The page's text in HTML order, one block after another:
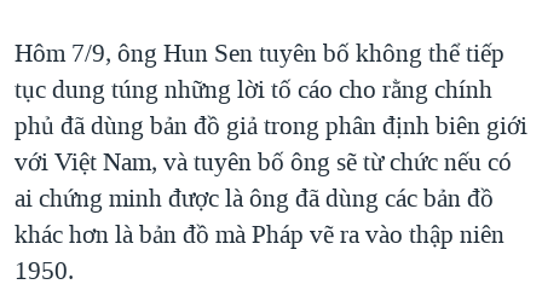
Hôm 7/9, ông Hun Sen tuyên bố không thể tiếp
tục dung túng những lời tố cáo cho rằng chính
phủ đã dùng bản đồ giả trong phân định biên giới
với Việt Nam, và tuyên bố ông sẽ từ chức nếu có
ai chứng minh được là ông đã dùng các bản đồ
khác hơn là bản đồ mà Pháp vẽ ra vào thập niên
1950.